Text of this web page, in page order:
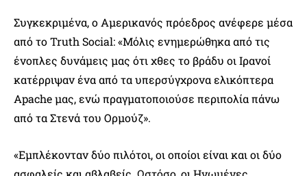
Συγκεκριμένα, ο Αμερικανός πρόεδρος ανέφερε μέσα
από το Truth Social: «Μόλις ενημερώθηκα από τις
ένοπλες δυνάμεις μας ότι χθες το βράδυ οι Ιρανοί
κατέρριψαν ένα από τα υπερσύγχρονα ελικόπτερα
Apache μας, ενώ πραγματοποιούσε περιπολία πάνω
από τα Στενά του Ορμούζ».
«Εμπλέκονταν δύο πιλότοι, οι οποίοι είναι και οι δύο